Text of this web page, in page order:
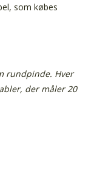
som købes
rundpinde. Hver
der måler 20